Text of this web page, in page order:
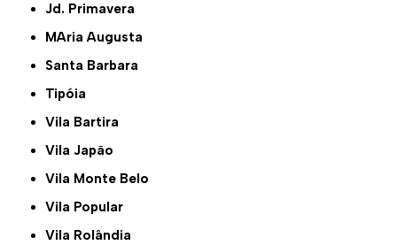
Jd. Primavera
MAria Augusta
Santa Barbara
Tipóia
Vila Bartira
Vila Japão
Vila Monte Belo
Vila Popular
Vila Rolândia